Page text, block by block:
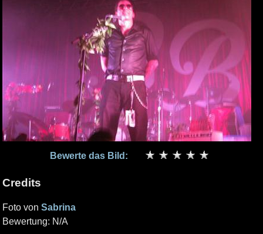
Bewerte das Bild:
Credits
Foto von Sabrina
Bewertung: N/A